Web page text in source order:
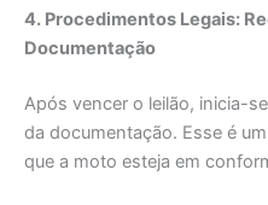
4. Procedimentos Legais:
Documentação
Após vencer o leilão, inicia-
da documentação. Esse é
que a moto esteja em